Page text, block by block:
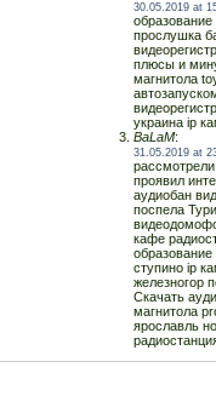
30.05.2019 at
прослушка
плюсы и
магнитола
украина ip
BaLaM:
31.05.2019 at
проявил
аудиобан
поспела
кафе
ступино ip
железногор
Скачать
магнитола
ярославль